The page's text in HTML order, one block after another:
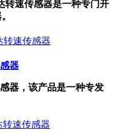
转速传感器是一种专门开
器
器，该产品是一种专发